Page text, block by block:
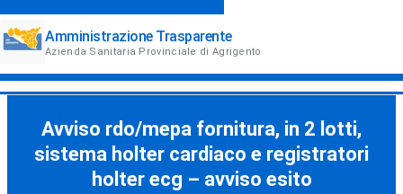
Amministrazione Trasparente
Azienda Sanitaria Provinciale di Agrigento
Avviso rdo/mepa fornitura, in 2 lotti,
sistema holter cardiaco e registratori
holter ecg – avviso esito